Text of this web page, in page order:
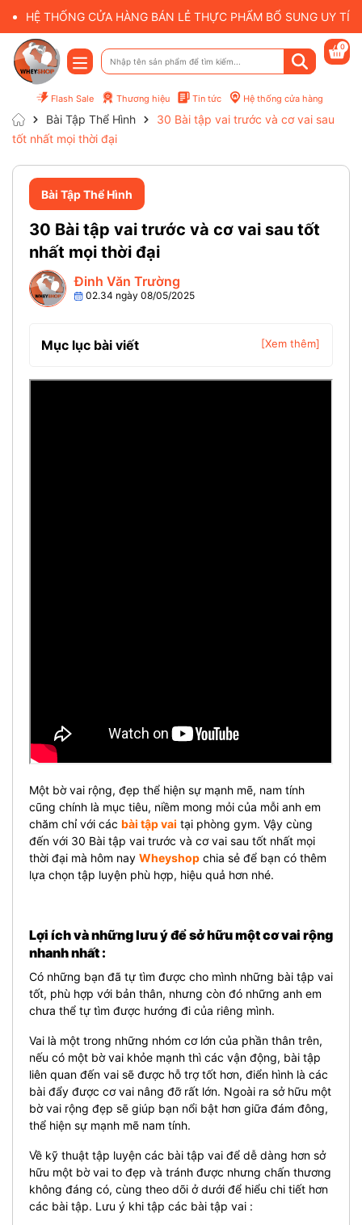
HỆ THỐNG CỬA HÀNG BÁN LẺ THỰC PHẨM BỔ SUNG UY
Flash Sale Thương hiệu Tin tức Hệ thống cửa hàng
0
Bài Tập Thể Hình
30 Bài tập vai trước và cơ vai sau
tốt nhất mọi thời đại
Bài Tập Thể Hình
30 Bài tập vai trước và cơ vai sau tốt
nhất mọi thời đại
Đinh Văn Trường
02.34 ngày 08/05/2025
Mục lục bài viết [Xem thêm]
Một bờ vai rộng, đẹp thể hiện sự mạnh mẽ, nam tính
cũng chính là mục tiêu, niềm mong mỏi của mỗi anh em
chăm chỉ với các bài tập vai tại phòng gym. Vậy cùng
đến với 30 Bài tập vai trước và cơ vai sau tốt nhất mọi
thời đại mà hôm nay Wheyshop chia sẻ để bạn có thêm
lựa chọn tập luyện phù hợp, hiệu quả hơn nhé.
Lợi ích và những lưu ý để sở hữu một cơ vai rộng
nhanh nhất :
Có những bạn đã tự tìm được cho mình những bài tập vai
tốt, phù hợp với bản thân, nhưng còn đó những anh em
chưa thể tự tìm được hướng đi của riêng mình.
Vai là một trong những nhóm cơ lớn của phần thân trên,
nếu có một bờ vai khỏe mạnh thì các vận động, bài tập
liên quan đến vai sẽ được hỗ trợ tốt hơn, điển hình là các
bài đẩy được cơ vai nâng đỡ rất lớn. Ngoài ra sở hữu một
bờ vai rộng đẹp sẽ giúp bạn nổi bật hơn giữa đám đông,
thể hiện sự mạnh mẽ nam tính.
Về kỹ thuật tập luyện các bài tập vai để dễ dàng hơn sở
hữu một bờ vai to đẹp và tránh được nhưng chấn thương
không đáng có, cùng theo dõi ở dưới để hiểu chi tiết hơn
các bài tập. Lưu ý khi tập các bài tập vai :